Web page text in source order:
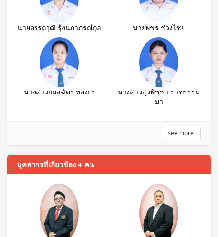
นายอรรถวุฒิ รุ้งนภาภรณ์กุล นายพชร ช่วงไชย
นางสาวกมลฉัตร ทองกร
นางสาวสุวพิชชา ราชธรรม
มา
see more
บุคลากรที่เกี่ยวข้อง 4 คน